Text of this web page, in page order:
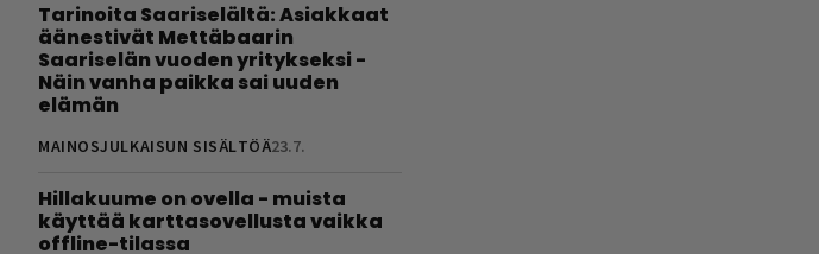
Tarinoita Saariselältä: Asiakkaat
äänestivät Mettäbaarin
Saariselän vuoden yritykseksi -
Näin vanha paikka sai uuden
elämän
MAINOSJULKAISUN SISÄLTÖÄ23.7.
Hillakuume on ovella - muista
käyttää karttasovellusta vaikka
offline-tilassa